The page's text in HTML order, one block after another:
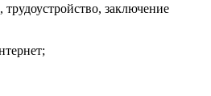
заключение